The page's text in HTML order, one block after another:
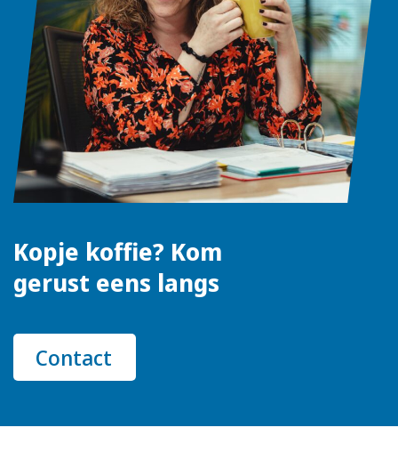
Kopje koffie? Kom
gerust eens langs
Contact